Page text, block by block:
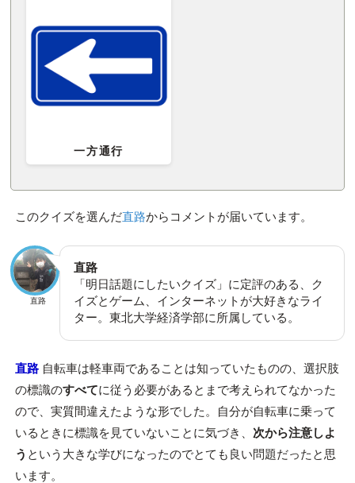
一方通行
このクイズを選んだ直路からコメントが届いています。
直路
直路
「明日話題にしたいクイズ」に定評のある、ク
イズとゲーム、インターネットが大好きなライ
ター。東北大学経済学部に所属している。
直路 自転車は軽車両であることは知っていたものの、選択肢
の標識のすべてに従う必要があるとまで考えられてなかった
ので、実質間違えたような形でした。自分が自転車に乗って
いるときに標識を見ていないことに気づき、 次から注意しよ
う という大きな学びになったのでとても良い問題だったと思
います。